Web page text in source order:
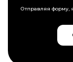
Отправляя форму,